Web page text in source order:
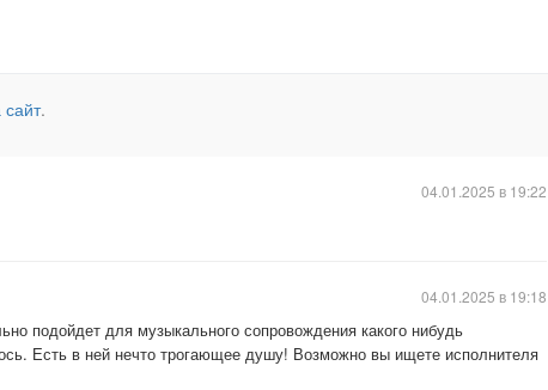
сайт.
04.01.2025 в 19:22
подойдет для музыкального сопровождения какого нибудь
Есть в ней нечто трогающее душу! Возможно вы ищете исполнителя
04.01.2025 в 19:18